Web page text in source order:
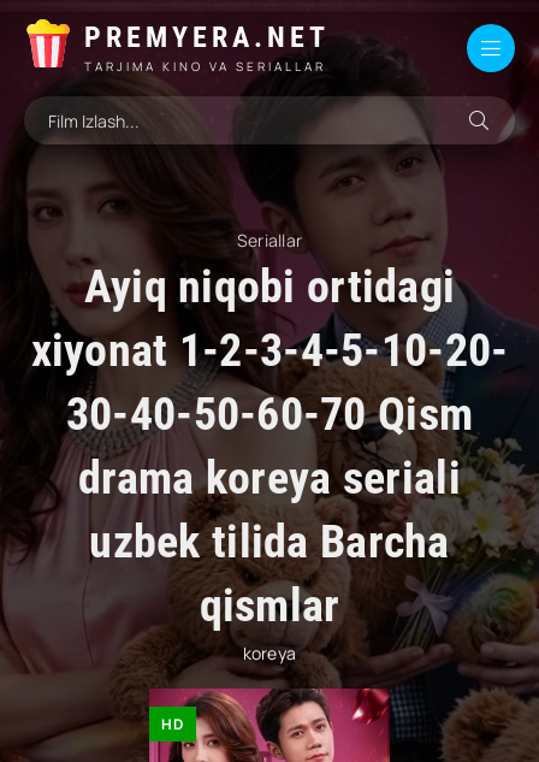
PREMYERA.NET
TARJIMA KINO VA SERIALLAR
Seriallar
Ayiq niqobi ortidagi
xiyonat 1-2-3-4-5-10-20-
30-40-50-60-70 Qism
drama koreya seriali
uzbek tilida Barcha
qismlar
koreya
HD